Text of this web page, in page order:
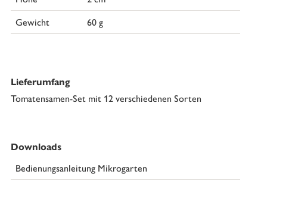
Gewicht
60 g
Lieferumfang
Tomatensamen-Set mit 12 verschiedenen Sorten
Downloads
Bedienungsanleitung Mikrogarten